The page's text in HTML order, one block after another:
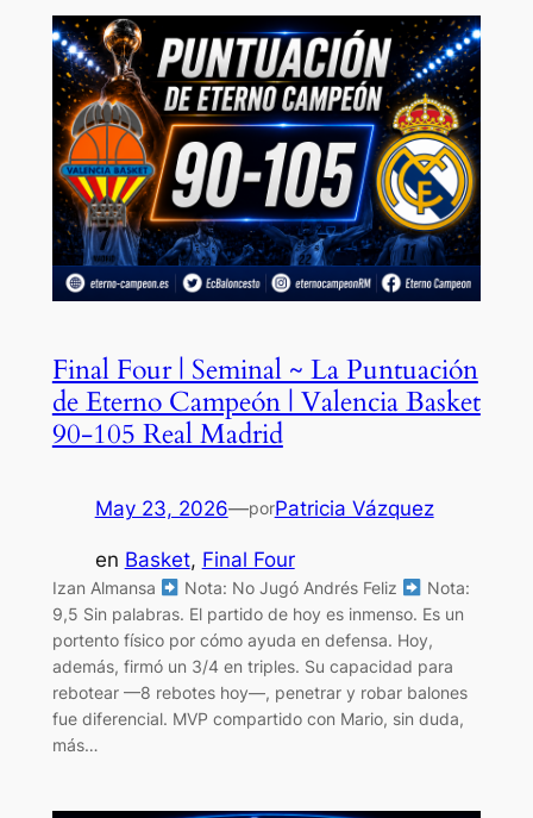
Final Four | Seminal ~ La Puntuación
de Eterno Campeón | Valencia Basket
90-105 Real Madrid
May 23, 2026—porPatricia Vázquez
en Basket, Final Four
Izan Almansa Nota: No Jugó Andrés Feliz
Nota:
9,5 Sin palabras. El partido de hoy es inmenso. Es un
portento físico por cómo ayuda en defensa. Hoy,
además, firmó un 3/4 en triples. Su capacidad para
rebotear —8 rebotes hoy—, penetrar y robar balones
fue diferencial. MVP compartido con Mario, sin duda,
más…